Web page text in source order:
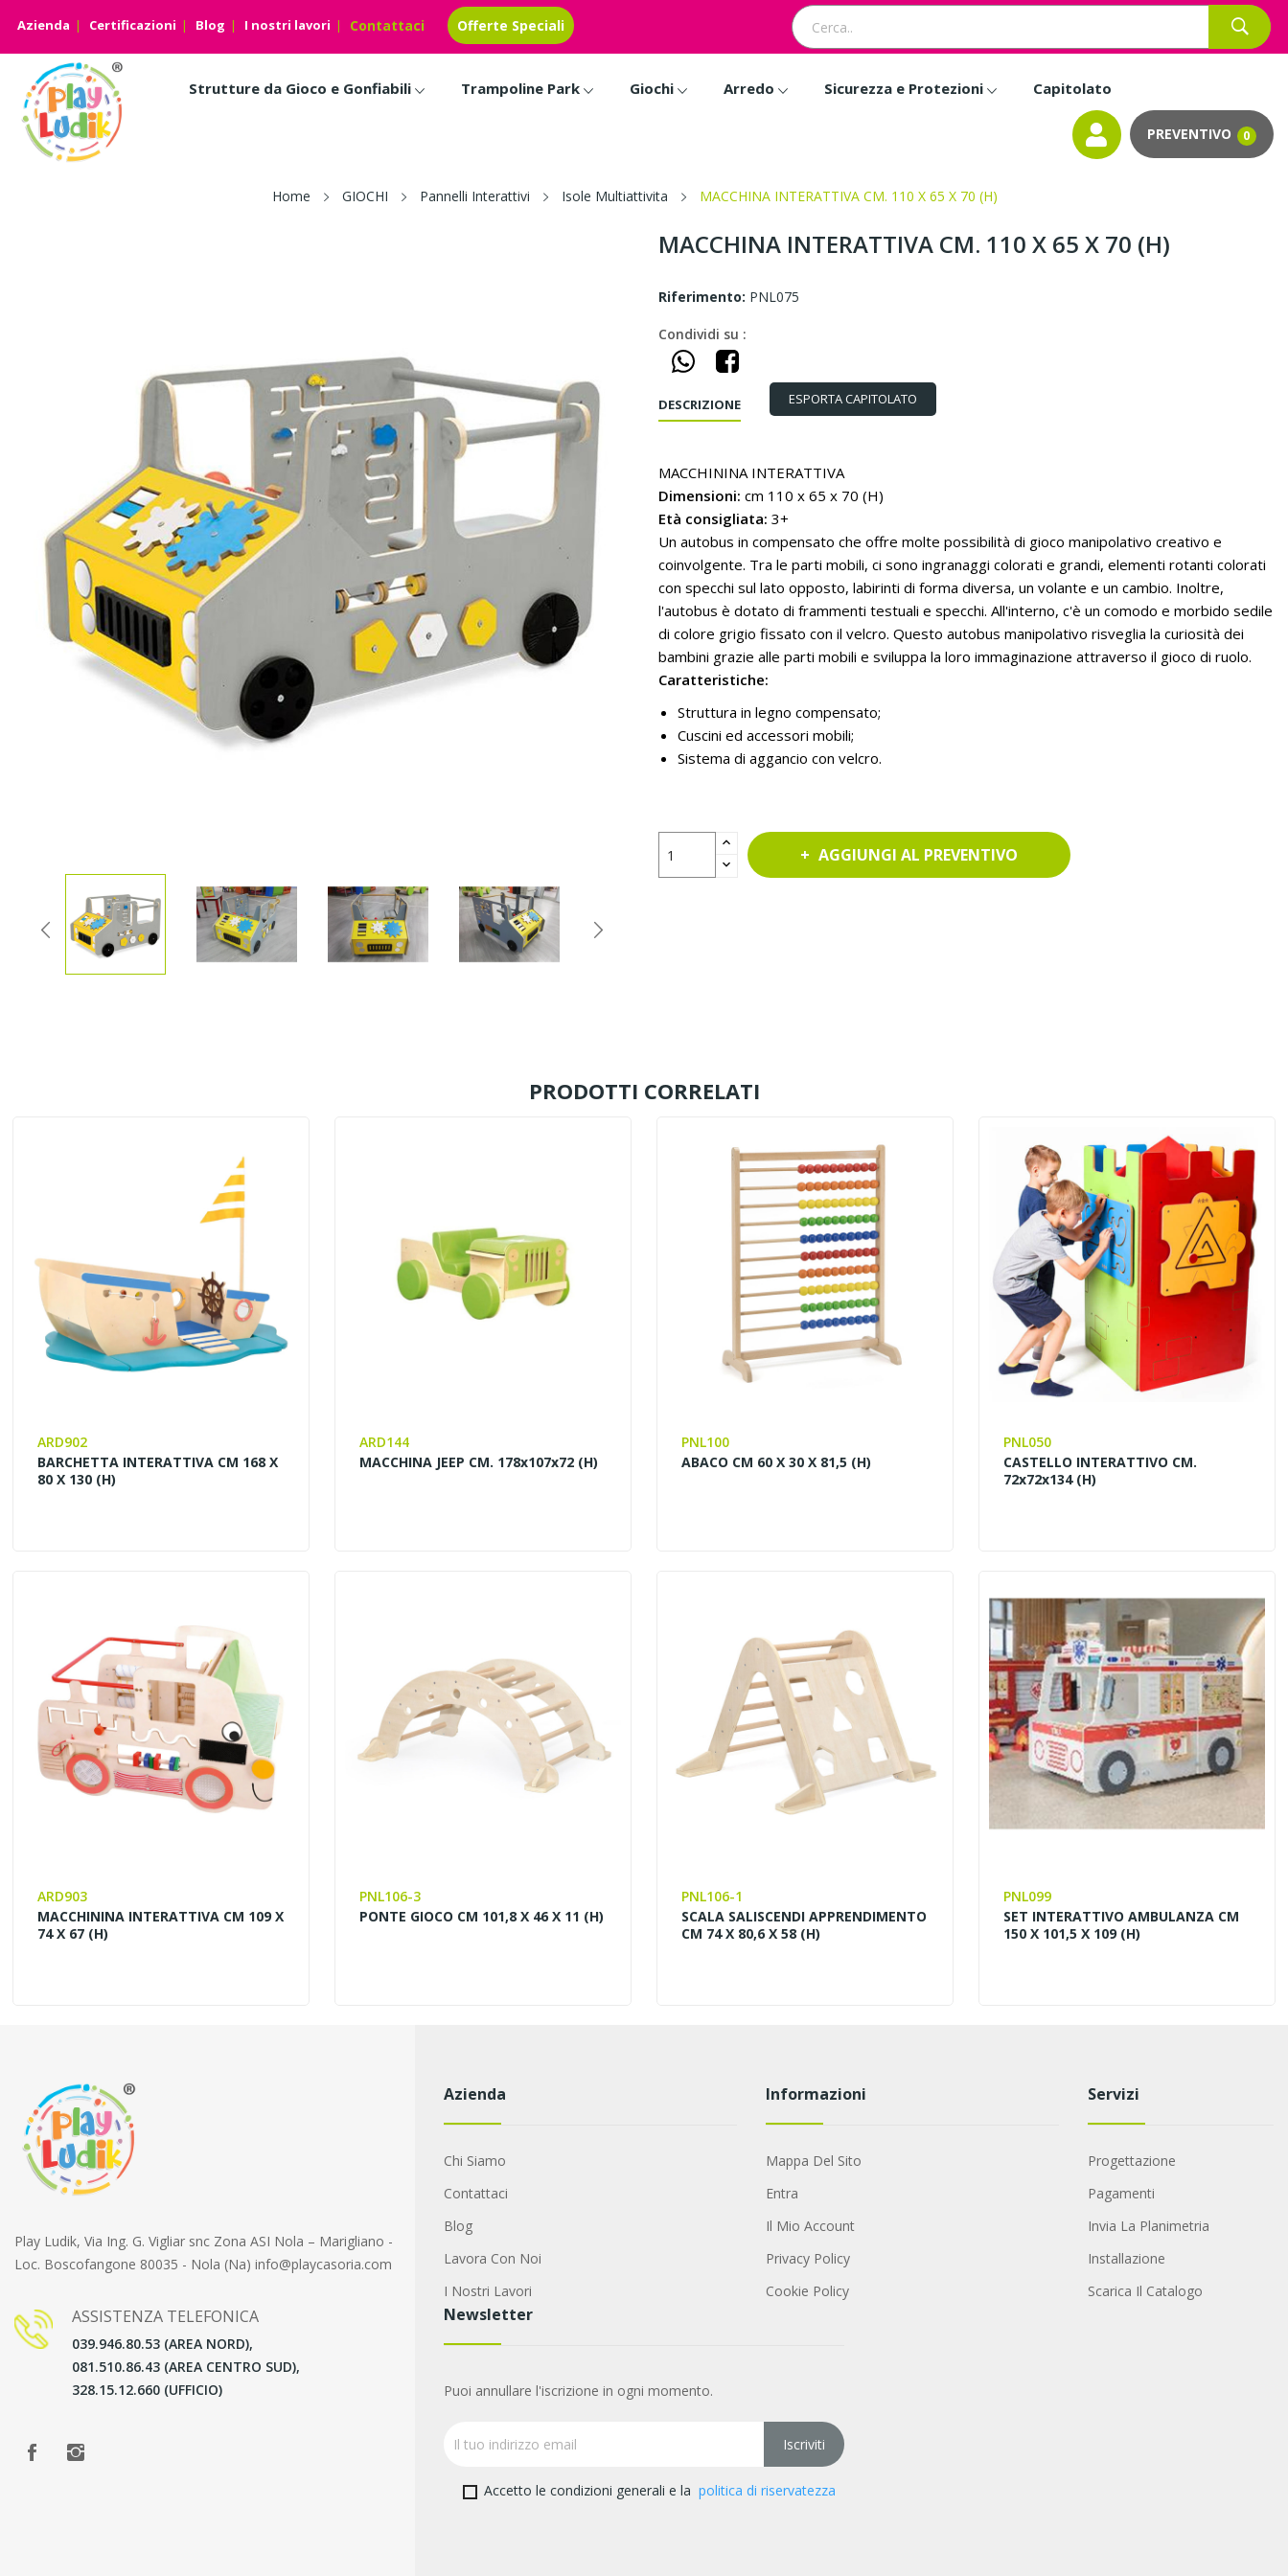
Contattaci Offerte Speciali
Azienda Certificazioni Blog I nostri lavori
Strutture da Gioco e Gonfiabili Trampoline Park Giochi Arredo Sicurezza e Protezioni Capitolato
0
Home GIOCHI Pannelli Interattivi Isole Multiattivita MACCHINA INTERATTIVA CM. 110 X 65 X 70 (H)
MACCHINA INTERATTIVA CM. 110 X 65 X 70 (H)
Riferimento: PNL075
Condividi su :
DESCRIZIONE ESPORTA CAPITOLATO
MACCHININA INTERATTIVA
Dimensioni: cm 110 x 65 x 70 (H)
Età consigliata: 3+
Un autobus in compensato che offre molte possibilità di gioco manipolativo creativo e
coinvolgente. Tra le parti mobili, ci sono ingranaggi colorati e grandi, elementi rotanti colorati
con specchi sul lato opposto, labirinti di forma diversa, un volante e un cambio. Inoltre,
l'autobus è dotato di frammenti testuali e specchi. All'interno, c'è un comodo e morbido sedile
di colore grigio fissato con il velcro. Questo autobus manipolativo risveglia la curiosità dei
bambini grazie alle parti mobili e sviluppa la loro immaginazione attraverso il gioco di ruolo.
Caratteristiche:
Struttura in legno compensato;
Cuscini ed accessori mobili;
Sistema di aggancio con velcro.
AGGIUNGI AL PREVENTIVO
PRODOTTI CORRELATI
ARD902
BARCHETTA INTERATTIVA CM 168 X
80 X 130 (h)
ARD144
MACCHINA JEEP CM. 178x107x72 (H)
PNL100
ABACO CM 60 X 30 X 81,5 (H)
PNL050
CASTELLO INTERATTIVO CM.
72x72x134 (H)
ARD903
MACCHININA INTERATTIVA CM 109 X
74 X 67 (h)
PNL106-3
PONTE GIOCO CM 101,8 X 46 X 11 (H)
PNL106-1
SCALA SALISCENDI APPRENDIMENTO
CM 74 X 80,6 X 58 (H)
PNL099
SET INTERATTIVO AMBULANZA CM
150 X 101,5 X 109 (H)
Play Ludik, Via Ing. G. Vigliar snc Zona ASI Nola – Marigliano -
Loc. Boscofangone 80035 - Nola (Na) info@playcasoria.com
ASSISTENZA TELEFONICA
039.946.80.53 (AREA NORD),
081.510.86.43 (AREA CENTRO SUD),
328.15.12.660 (UFFICIO)
Azienda
Chi Siamo
Contattaci
Blog
Lavora Con Noi
I Nostri Lavori
Informazioni
Mappa Del Sito
Entra
Il Mio Account
Privacy Policy
Cookie Policy
Servizi
Progettazione
Pagamenti
Invia La Planimetria
Installazione
Scarica Il Catalogo
Newsletter
Puoi annullare l'iscrizione in ogni momento.
Accetto le condizioni generali e la politica di riservatezza